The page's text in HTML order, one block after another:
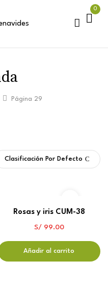
0
Página 29
Clasificación Por Defecto
Rosas y iris CUM-38
S/99.00
Añadir al carrito